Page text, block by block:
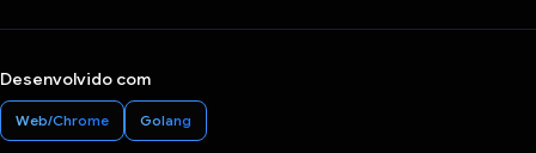
Desenvolvido com
Web/Chrome Golang